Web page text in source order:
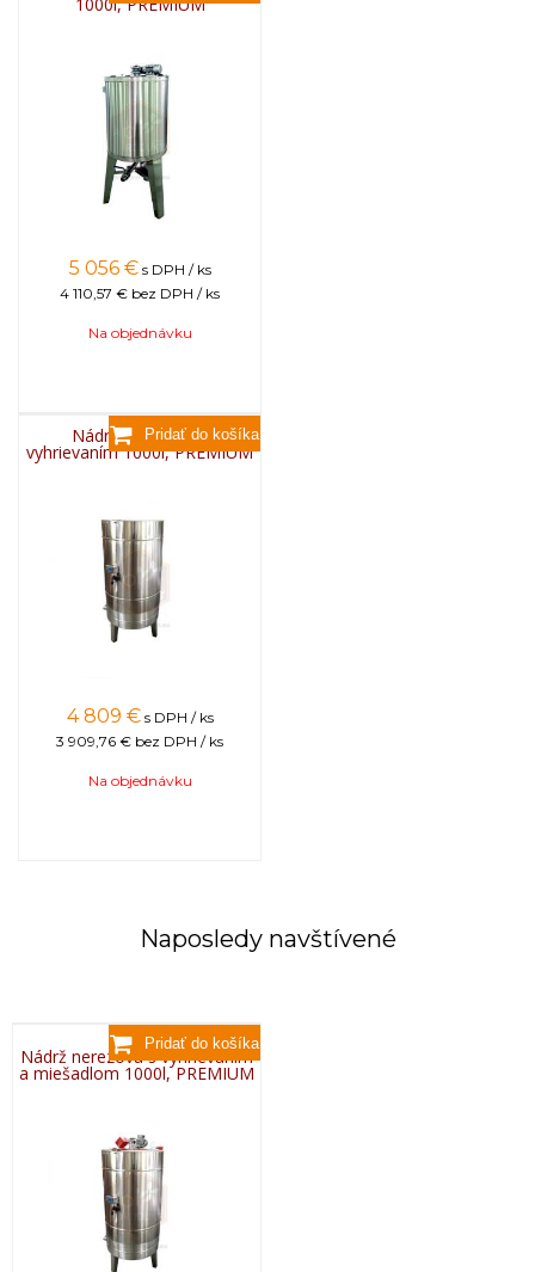
5 056 € s DPH / ks
4 110,57 € bez DPH / ks
Na objednávku
Nádrž nerezová s
vyhrievaním 1000l, PREMIUM
4 809 € s DPH / ks
3 909,76 € bez DPH / ks
Na objednávku
Naposledy navštívené
Nádrž nerezová s vyhrievaním
a miešadlom 1000l, PREMIUM